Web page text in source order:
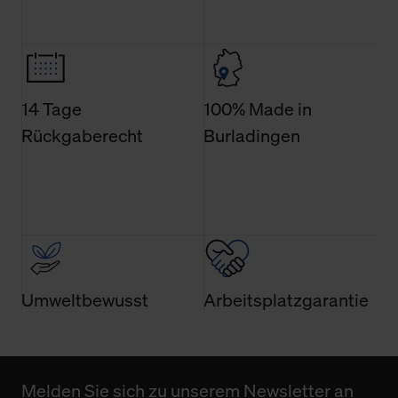
Einwilligung ist grundsätzlich freiwillig, für die Nutzung
der Webseite nicht erforderlich und kann jederzeit mit
Wirkung für die Zukunft widerrufen. Der Widerruf der
Einwilligung hat jedoch keine Auswirkung auf die
bisherigen Einstellungen und die damit verbundene
Technologien sowie die Nutzung Ihrer persönlichen Daten
finden Sie in unserer Datenschutzerklärung.
14 Tage
Rückgaberecht
100% Made in
Burladingen
Umweltbewusst Arbeitsplatzgarantie
Melden Sie sich zu unserem Newsletter an